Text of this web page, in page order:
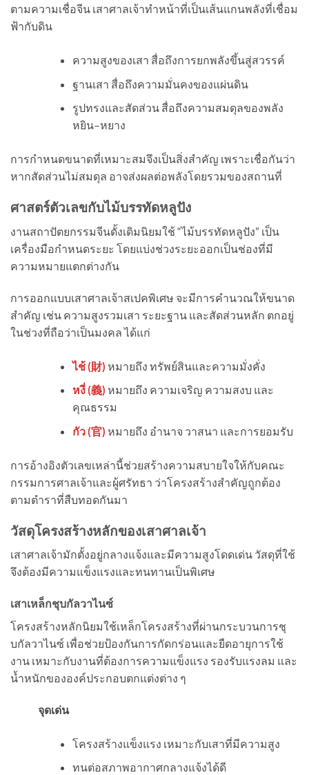
ตามความเชื่อจีน เสาศาลเจ้าทำหน้าที่เป็นเส้นแกนพลังที่เชื่อม
ฟ้ากับดิน
ความสูงของเสา สื่อถึงการยกพลังขึ้นสู่สวรรค์
ฐานเสา สื่อถึงความมั่นคงของแผ่นดิน
รูปทรงและสัดส่วน สื่อถึงความสมดุลของพลัง
หยิน–หยาง
การกำหนดขนาดที่เหมาะสมจึงเป็นสิ่งสำคัญ เพราะเชื่อกันว่า
หากสัดส่วนไม่สมดุล อาจส่งผลต่อพลังโดยรวมของสถานที่
ศาสตร์ตัวเลขกับไม้บรรทัดหลูปัง
งานสถาปัตยกรรมจีนดั้งเดิมนิยมใช้ “ไม้บรรทัดหลูปัง” เป็น
เครื่องมือกำหนดระยะ โดยแบ่งช่วงระยะออกเป็นช่องที่มี
ความหมายแตกต่างกัน
การออกแบบเสาศาลเจ้าสเปคพิเศษ จะมีการคำนวณให้ขนาด
สำคัญ เช่น ความสูงรวมเสา ระยะฐาน และสัดส่วนหลัก ตกอยู่
ในช่วงที่ถือว่าเป็นมงคล ได้แก่
ไช้ (財) หมายถึง ทรัพย์สินและความมั่งคั่ง
หงี่ (義) หมายถึง ความเจริญ ความสงบ และ
คุณธรรม
กัว (官) หมายถึง อำนาจ วาสนา และการยอมรับ
การอ้างอิงตัวเลขเหล่านี้ช่วยสร้างความสบายใจให้กับคณะ
กรรมการศาลเจ้าและผู้ศรัทธา ว่าโครงสร้างสำคัญถูกต้อง
ตามตำราที่สืบทอดกันมา
วัสดุโครงสร้างหลักของเสาศาลเจ้า
เสาศาลเจ้ามักตั้งอยู่กลางแจ้งและมีความสูงโดดเด่น วัสดุที่ใช้
จึงต้องมีความแข็งแรงและทนทานเป็นพิเศษ
เสาเหล็กชุบกัลวาไนซ์
โครงสร้างหลักนิยมใช้เหล็กโครงสร้างที่ผ่านกระบวนการชุ
บกัลวาไนซ์ เพื่อช่วยป้องกันการกัดกร่อนและยืดอายุการใช้
งาน เหมาะกับงานที่ต้องการความแข็งแรง รองรับแรงลม และ
น้ำหนักขององค์ประกอบตกแต่งต่าง ๆ
จุดเด่น
โครงสร้างแข็งแรง เหมาะกับเสาที่มีความสูง
ทนต่อสภาพอากาศกลางแจ้งได้ดี